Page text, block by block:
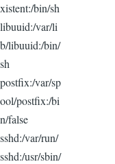
xistent:/bin/sh
libuuid:/var/li
b/libuuid:/bin/
sh
postfix:/var/sp
ool/postfix:/bi
n/false
sshd:/var/run/
sshd:/usr/sbin/